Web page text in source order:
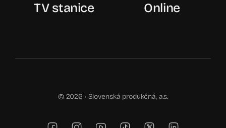
TV stanice Online
© 2026 • Slovenská produkčná, a.s.